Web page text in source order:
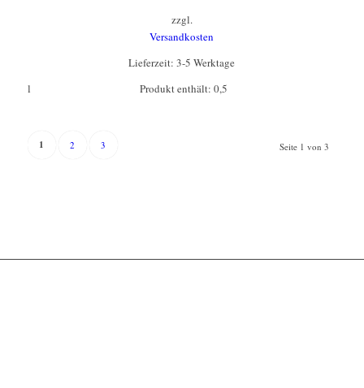
zzgl.
Versandkosten
Lieferzeit:3-5 Werktage
Produkt enthält: 0,5
l
Seite 1 von 3
1 2 3